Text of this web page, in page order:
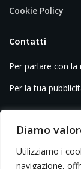
Diamo
Utilizziamo i
navigazione,
Cookie Policy
Contatti
Per parlare con la
Per la tua